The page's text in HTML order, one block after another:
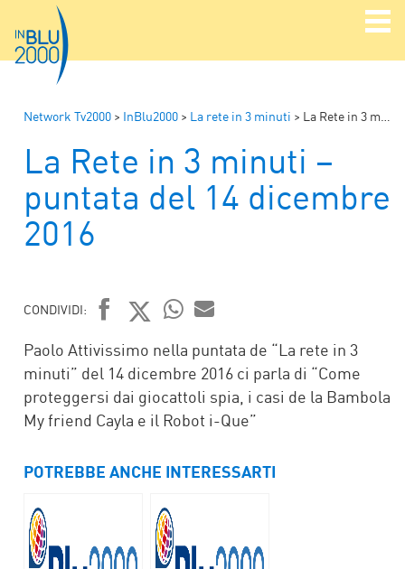
Network Tv2000 > InBlu2000 > La rete in 3 minuti > La Rete in 3 minuti – puntata del 14 dicembre 2016
La Rete in 3 minuti –
puntata del 14 dicembre
2016
CONDIVIDI:
FACEBOOK
TWITTER
WHATSAPP
MAIL
Paolo Attivissimo nella puntata de “La rete in 3
minuti” del 14 dicembre 2016 ci parla di “Come
proteggersi dai giocattoli spia, i casi de la Bambola
My friend Cayla e il Robot i-Que”
POTREBBE ANCHE INTERESSARTI